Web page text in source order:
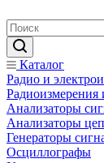
Каталог
Радио и
Анализаторы
Анализаторы
Генераторы
Осциллографы